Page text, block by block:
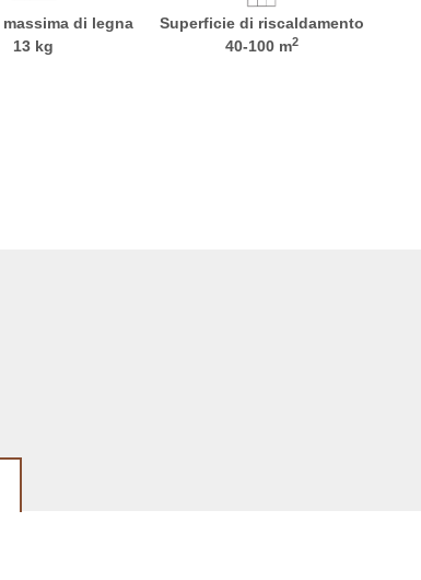
di legna
13 kg
Superficie di riscaldamento
40-100 m2